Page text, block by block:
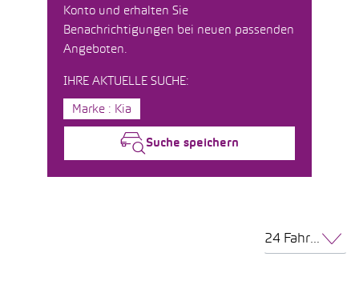
Konto und erhalten Sie
Benachrichtigungen bei neuen passenden
Angeboten.
IHRE AKTUELLE SUCHE:
Marke : Kia
Suche speichern
24 Fahrzeuge pro Seite